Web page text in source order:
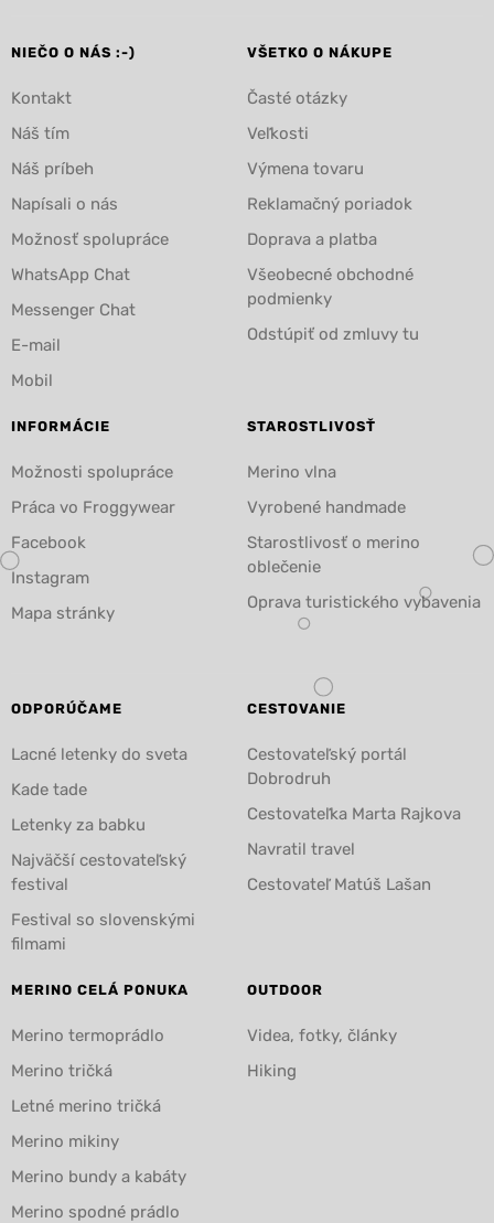
NIEČO O NÁS :-)
Kontakt
Náš tím
Náš príbeh
Napísali o nás
Možnosť spolupráce
WhatsApp Chat
Messenger Chat
E-mail
Mobil
VŠETKO O NÁKUPE
Časté otázky
Veľkosti
Výmena tovaru
Reklamačný poriadok
Doprava a platba
Všeobecné obchodné
podmienky
Odstúpiť od zmluvy tu
INFORMÁCIE
Možnosti spolupráce
Práca vo Froggywear
Facebook
Instagram
Mapa stránky
STAROSTLIVOSŤ
Merino vlna
Vyrobené handmade
Starostlivosť o merino
oblečenie
Oprava turistického vybavenia
ODPORÚČAME
Lacné letenky do sveta
Kade tade
Letenky za babku
Najväčší cestovateľský
festival
Festival so slovenskými
filmami
CESTOVANIE
Cestovateľský portál
Dobrodruh
Cestovateľka Marta Rajkova
Navratil travel
Cestovateľ Matúš Lašan
MERINO CELÁ PONUKA
Merino termoprádlo
Merino tričká
Letné merino tričká
Merino mikiny
Merino bundy a kabáty
Merino spodné prádlo
OUTDOOR
Videa, fotky, články
Hiking